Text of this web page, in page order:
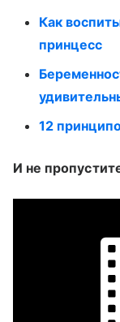
Как
принцесс
12
И не